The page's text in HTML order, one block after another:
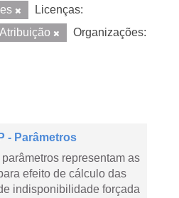
Licenças:
Organizações:
- Parâmetros
representam as
efeito de cálculo das
indisponibilidade forçada